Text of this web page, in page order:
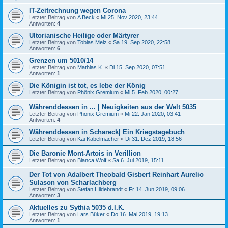
IT-Zeitrechnung wegen Corona
Letzter Beitrag von A Beck « Mi 25. Nov 2020, 23:44
Antworten: 4
Ultorianische Heilige oder Märtyrer
Letzter Beitrag von Tobias Melz « Sa 19. Sep 2020, 22:58
Antworten: 6
Grenzen um 5010/14
Letzter Beitrag von Mathias K. « Di 15. Sep 2020, 07:51
Antworten: 1
Die Königin ist tot, es lebe der König
Letzter Beitrag von Phönix Gremium « Mi 5. Feb 2020, 00:27
Währenddessen in ... | Neuigkeiten aus der Welt 5035
Letzter Beitrag von Phönix Gremium « Mi 22. Jan 2020, 03:41
Antworten: 4
Währenddessen in Schareck| Ein Kriegstagebuch
Letzter Beitrag von Kai Kabelmacher « Di 31. Dez 2019, 18:56
Die Baronie Mont-Artois in Verillion
Letzter Beitrag von Bianca Wolf « Sa 6. Jul 2019, 15:11
Der Tot von Adalbert Theobald Gisbert Reinhart Aurelio
Sulason von Scharlachberg
Letzter Beitrag von Stefan Hildebrandt « Fr 14. Jun 2019, 09:06
Antworten: 3
Aktuelles zu Sythia 5035 d.l.K.
Letzter Beitrag von Lars Büker « Do 16. Mai 2019, 19:13
Antworten: 1